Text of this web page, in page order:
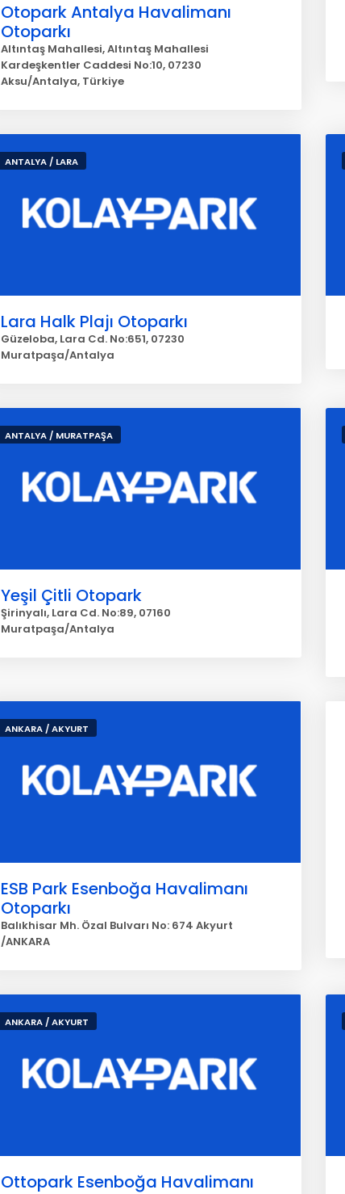
Otopark Antalya Havalimanı
Otoparkı
Altıntaş Mahallesi, Altıntaş Mahallesi
Kardeşkentler Caddesi No:10, 07230
Aksu/Antalya, Türkiye
ANTALYA / LARA
Lara Halk Plajı Otoparkı
Güzeloba, Lara Cd. No:651, 07230
Muratpaşa/Antalya
ANTALYA / MURATPAŞA
Yeşil Çitli Otopark
Şirinyalı, Lara Cd. No:89, 07160
Muratpaşa/Antalya
ANKARA / AKYURT
ESB Park Esenboğa Havalimanı
Otoparkı
Balıkhisar Mh. Özal Bulvarı No: 674 Akyurt
/ANKARA
ANKARA / AKYURT
Ottopark Esenboğa Havalimanı